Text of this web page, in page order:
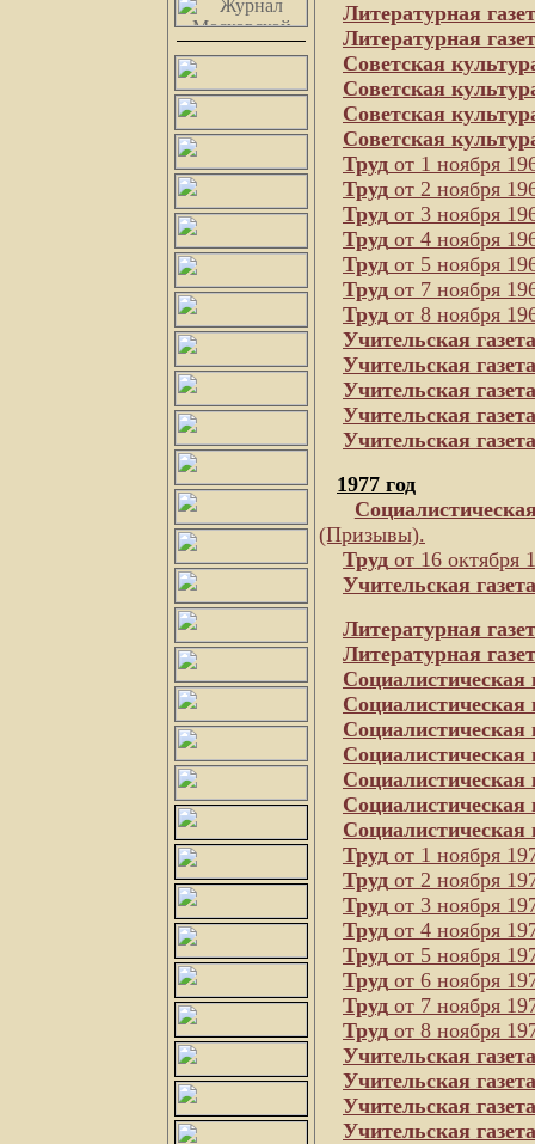
Литературная
Литературная
Советская
Советская
Советская
Советская
Труд от 1 ноября
Труд от 2 ноября
Труд от 3 ноября
Труд от 4 ноября
Труд от 5 ноября
Труд от 7 ноября
Труд от 8 ноября
Учительская газета
Учительская газета
Учительская газета
Учительская газета
Учительская газета
1977 год
(Призывы).
Труд от 16 октября
Учительская газета
Литературная
Литературная
Социалистическая
Социалистическая
Социалистическая
Социалистическая
Социалистическая
Социалистическая
Социалистическая
Труд от 1 ноября
Труд от 2 ноября
Труд от 3 ноября
Труд от 4 ноября
Труд от 5 ноября
Труд от 6 ноября
Труд от 7 ноября
Труд от 8 ноября
Учительская газета
Учительская газета
Учительская газета
Учительская газета